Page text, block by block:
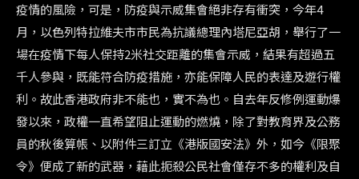
疫情的風險，可是，防疫與示威集會絕非存有衝突，今年4
月，以色列特拉維夫市市民為抗議總理內塔尼亞胡，舉行了一
場在疫情下每人保持2米社交距離的集會示威，結果有超過五
千人參與，既能符合防疫措施，亦能保障人民的表達及遊行權
利。故此香港政府非不能也，實不為也。自去年反修例運動爆
發以來，政權一直希望阻止運動的燃燒，除了對教育界及公務
員的秋後算帳、以附件三訂立《港版國安法》外，如今《限聚
令》便成了新的武器，藉此扼殺公民社會僅存不多的權利及自